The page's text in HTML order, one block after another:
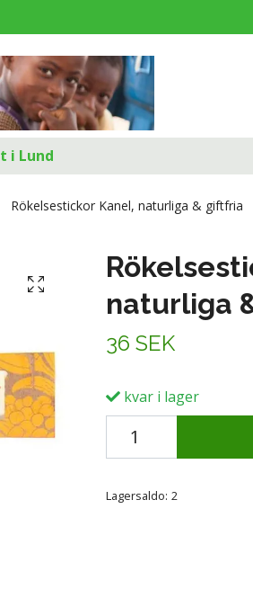
i Lund
Rökelsestickor Kanel, naturliga & giftfria
naturliga
36 SEK
kvar i lager
Lagersaldo: 2